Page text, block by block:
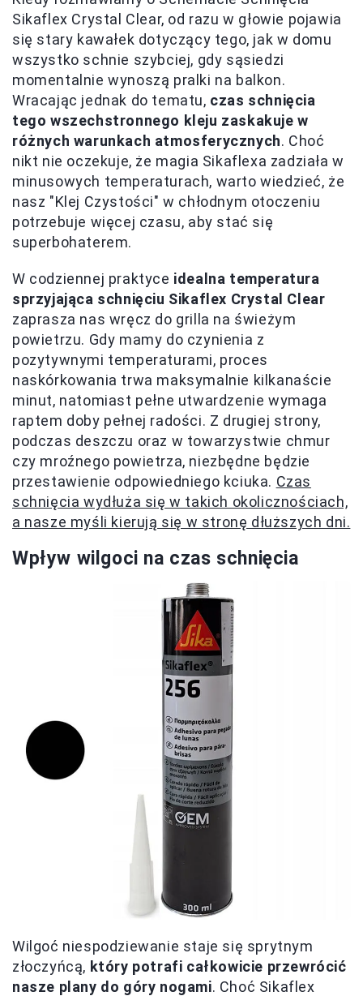
Sikaflex Crystal Clear, od razu w głowie pojawia
się stary kawałek dotyczący tego, jak w domu
wszystko schnie szybciej, gdy sąsiedzi
momentalnie wynoszą pralki na balkon.
Wracając jednak do tematu, czas schnięcia
tego wszechstronnego kleju zaskakuje w
różnych warunkach atmosferycznych. Choć
nikt nie oczekuje, że magia Sikaflexa zadziała w
minusowych temperaturach, warto wiedzieć, że
nasz "Klej Czystości" w chłodnym otoczeniu
potrzebuje więcej czasu, aby stać się
superbohaterem.
W codziennej praktyce idealna temperatura
sprzyjająca schnięciu Sikaflex Crystal Clear
zaprasza nas wręcz do grilla na świeżym
powietrzu. Gdy mamy do czynienia z
pozytywnymi temperaturami, proces
naskórkowania trwa maksymalnie kilkanaście
minut, natomiast pełne utwardzenie wymaga
raptem doby pełnej radości. Z drugiej strony,
podczas deszczu oraz w towarzystwie chmur
czy mroźnego powietrza, niezbędne będzie
przestawienie odpowiedniego kciuka. Czas
schnięcia wydłuża się w takich okolicznościach,
a nasze myśli kierują się w stronę dłuższych dni.
Wpływ wilgoci na czas schnięcia
Wilgoć niespodziewanie staje się sprytnym
złoczyńcą, który potrafi całkowicie przewrócić
nasze plany do góry nogami. Choć Sikaflex